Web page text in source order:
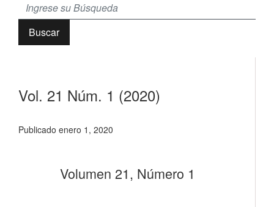
Buscar
Vol. 21 Núm. 1 (2020)
Publicado enero 1, 2020
Volumen 21, Número 1